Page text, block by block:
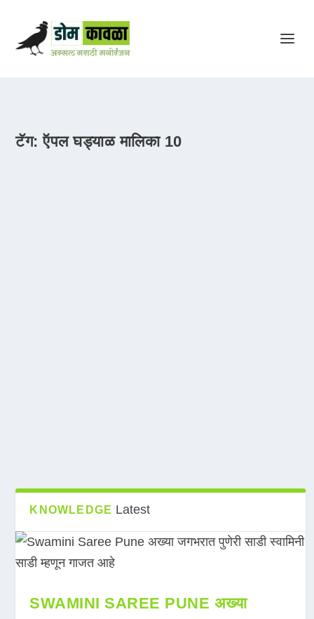
टॅग:ऍपल घड्याळ मालिका 10
KNOWLEDGE Latest
SWAMINI SAREE PUNE अख्या